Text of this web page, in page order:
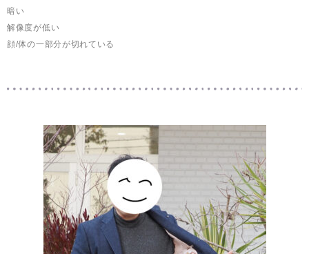
暗い
解像度が低い
顔/体の一部分が切れている